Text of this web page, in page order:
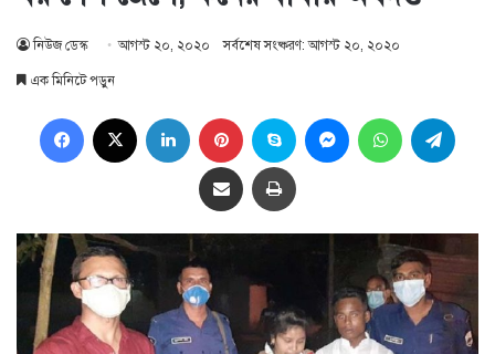
নিউজ ডেস্ক আগস্ট ২০, ২০২০ সর্বশেষ সংষ্করণ: আগস্ট ২০, ২০২০
এক মিনিটে পড়ুন
Facebook LinkedIn Pinterest Skype MessengerWhatsApp
Share via Email প্রিন্ট